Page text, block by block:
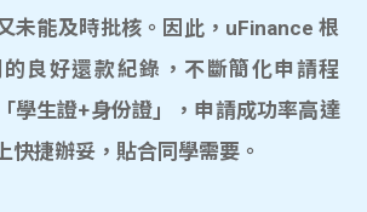
未能及時批核。因此，uFinance 根
良好還款紀錄，不斷簡化申請程
學生證+身份證」，申請成功率高達
快捷辦妥，貼合同學需要。